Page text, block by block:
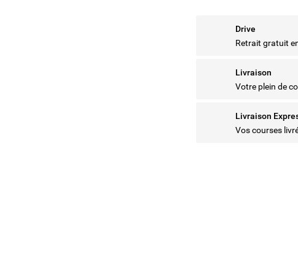
Drive
Retrait gratuit
Livraison
Votre plein de
Livraison
Vos courses